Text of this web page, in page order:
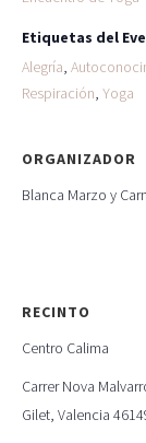
Etiquetas del
Alegría,
Respiración, Yoga
ORGANIZADOR
Blanca Marzo y
RECINTO
Centro Calima
Carrer Nova
Gilet, Valencia